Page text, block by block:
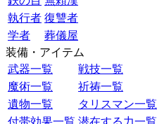
執行者 復讐者
学者
葬儀屋
装備・アイテム
武器一覧
戦技一覧
魔術一覧
祈祷一覧
遺物一覧
タリスマン一覧
付帯効果一覧 潜在する力一覧